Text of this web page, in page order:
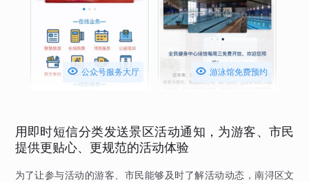
 公众号服务大厅  游泳馆免费预约
用即时短信分类发送景区活动通知，为游客、市民
提供更贴心、更规范的活动体验
为了让参与活动的游客、市民能够及时了解活动动态，南浔区文